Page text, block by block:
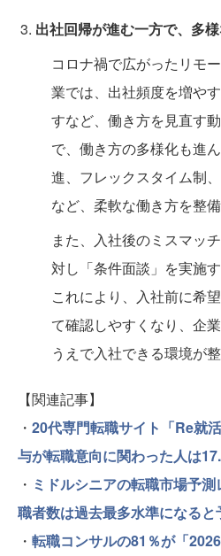
出社回帰が進む一方で、多
コロナ禍で広がったリモ
業では、出社頻度を増や
すなど、働き方を見直す
で、働き方の多様化も進
進、フレックスタイム制
など、柔軟な働き方を整
また、入社後のミスマッ
対し「条件面談」を実施
これにより、入社前に希
て確認しやすくなり、企
うえで入社できる環境が整
【関連記事】
・ 20代専門転職サイト「Re就
与が転職意向に関わった人は
・ ミドルシニアの転職市場予
職者数は過去最多水準になる
・ 転職コンサルの81％が「